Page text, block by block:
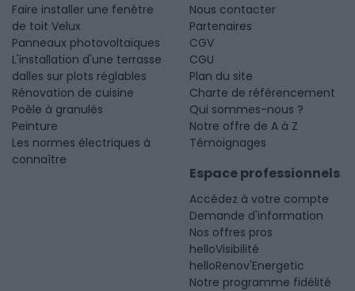
Faire installer une fenêtre
de toit Velux
Panneaux photovoltaïques
L'installation d'une terrasse
dalles sur plots réglables
Rénovation de cuisine
Poêle à granulés
Peinture
Les normes électriques à
connaître
Nous contacter
Partenaires
CGV
CGU
Plan du site
Charte de référencement
Qui sommes-nous ?
Notre offre de A à Z
Témoignages
Espace professionnels
Accédez à votre compte
Demande d'information
Nos offres pros
helloVisibilité
helloRenov'Energetic
Notre programme fidélité